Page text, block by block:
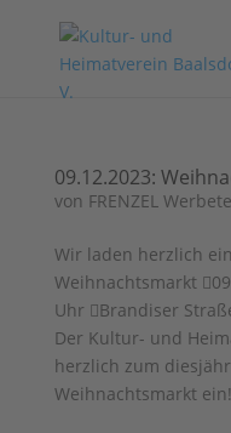
09.12.2023:
von FRENZEL
Wir laden herzlich
Weihnachtsmarkt
Uhr Brandiser
Der Kultur- und
herzlich zum
Weihnachtsmarkt